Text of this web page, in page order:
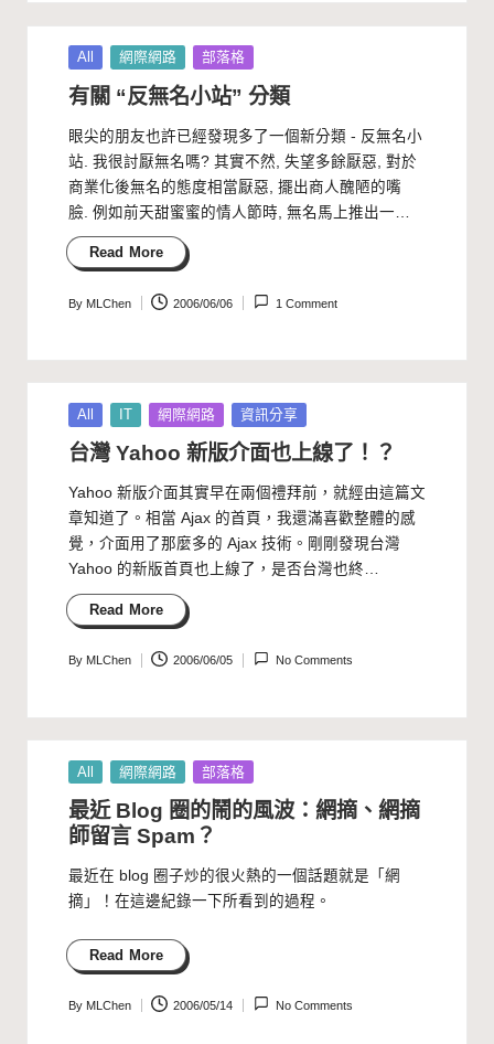
Posted
in
All 網際網路 部落格
有關 “反無名小站” 分類
眼尖的朋友也許已經發現多了一個新分類 - 反無名小
站. 我很討厭無名嗎? 其實不然, 失望多餘厭惡, 對於
商業化後無名的態度相當厭惡, 擺出商人醜陋的嘴
臉. 例如前天甜蜜蜜的情人節時, 無名馬上推出一…
Read More
Posted
By MLChen 2006/06/06 1 Comment
Posted
in
All IT 網際網路 資訊分享
台灣 Yahoo 新版介面也上線了！？
Yahoo 新版介面其實早在兩個禮拜前，就經由這篇文
章知道了。相當 Ajax 的首頁，我還滿喜歡整體的感
覺，介面用了那麼多的 Ajax 技術。剛剛發現台灣
Yahoo 的新版首頁也上線了，是否台灣也終…
Read More
Posted
By MLChen 2006/06/05 No Comments
Posted
All 網際網路 部落格
最近 Blog 圈的鬧的風波：網摘、網摘
師留言 Spam？
最近在 blog 圈子炒的很火熱的一個話題就是「網
摘」！在這邊紀錄一下所看到的過程。
Read More
Posted
By MLChen 2006/05/14 No Comments